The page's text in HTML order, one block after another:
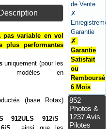
pas variable en vol
plus performantes
uniquement (pour les
modèles en
(base Rotax)
912ULS 912iS
de Vente
✗
Garantie
✗
Garantie
Satisfait
ou
Remboursé
6 Mois
852
Photos &
1237 Avis
Pilotes